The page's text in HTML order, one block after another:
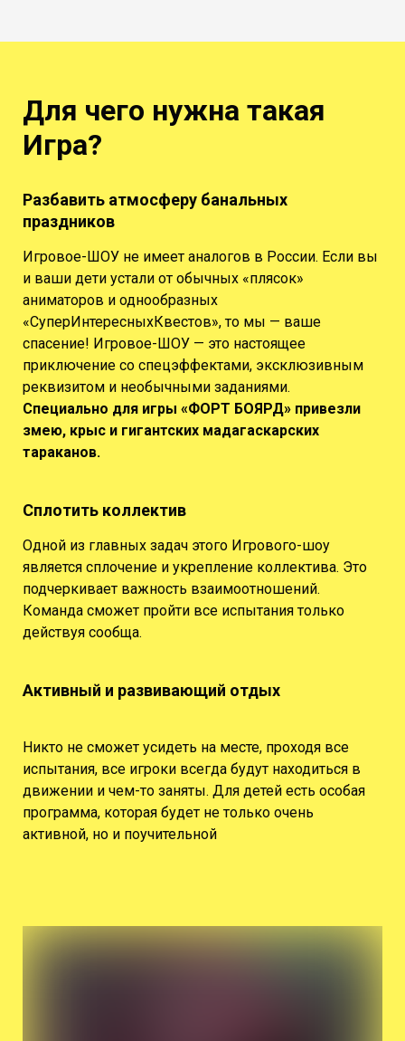
Для чего нужна такая
Игра?
Разбавить атмосферу банальных
праздников
Игровое-ШОУ не имеет аналогов в России. Если вы
и ваши дети устали от обычных «плясок»
аниматоров и однообразных
«СуперИнтересныхКвестов», то мы — ваше
спасение! Игровое-ШОУ — это настоящее
приключение со спецэффектами, эксклюзивным
реквизитом и необычными заданиями.
Специально для игры «ФОРТ БОЯРД» привезли
змею, крыс и гигантских мадагаскарских
тараканов.
Сплотить коллектив
Одной из главных задач этого Игрового-шоу
является сплочение и укрепление коллектива. Это
подчеркивает важность взаимоотношений.
Команда сможет пройти все испытания только
действуя сообща.
Активный и развивающий отдых
Никто не сможет усидеть на месте, проходя все
испытания, все игроки всегда будут находиться в
движении и чем-то заняты. Для детей есть особая
программа, которая будет не только очень
активной, но и поучительной